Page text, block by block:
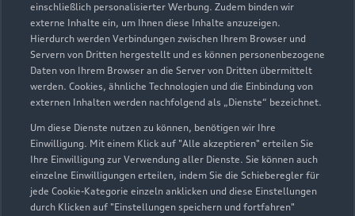
einschließlich personalisierter Werbung. Zudem binden wir
externe Inhalte ein, um Ihnen diese Inhalte anzuzeigen.
Hierdurch werden Verbindungen zwischen Ihrem Browser und
Servern von Dritten hergestellt und es können personenbezogene
Daten von Ihrem Browser an die Server von Dritten übermittelt
werden. Cookies, ähnliche Technologien und die Einbindung von
externen Inhalten werden nachfolgend als „Dienste“ bezeichnet.
Um diese Dienste nutzen zu können, benötigen wir Ihre
Einwilligung. Mit einem Klick auf "Alle akzeptieren" erteilen Sie
Ihre Einwilligung zur Verwendung aller Dienste. Sie können auch
einzelne Einwilligungen erteilen, indem Sie die Schieberegler für
jede Cookie-Kategorie einzeln anklicken und diese Einstellungen
durch Klicken auf "Einstellungen speichern und fortfahren"
Audi Pflegemitteltasche
Sommer